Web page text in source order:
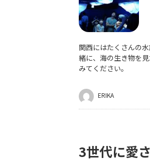
関西にはたくさんの
緒に、海の生き物を
みてください。
ERIKA
3世代に愛